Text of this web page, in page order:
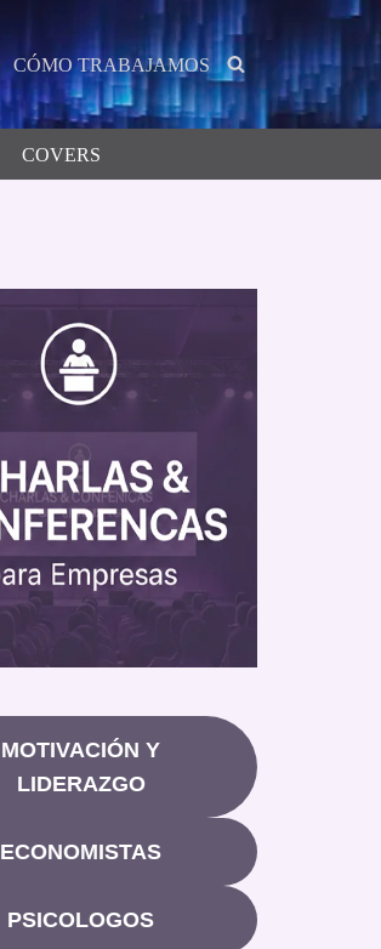
CÓMO TRABAJAMOS
COVERS
MOTIVACIÓN Y
LIDERAZGO
ECONOMISTAS
PSICOLOGOS